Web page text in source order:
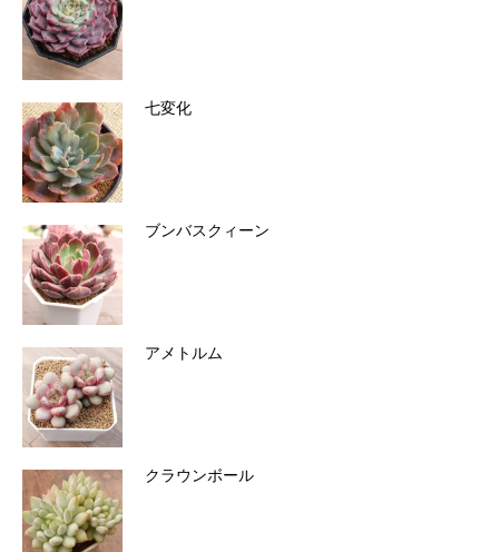
七変化
ブンバスクィーン
アメトルム
クラウンボール